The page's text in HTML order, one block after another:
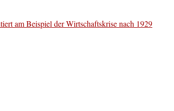
am Beispiel der Wirtschaftskrise nach 1929